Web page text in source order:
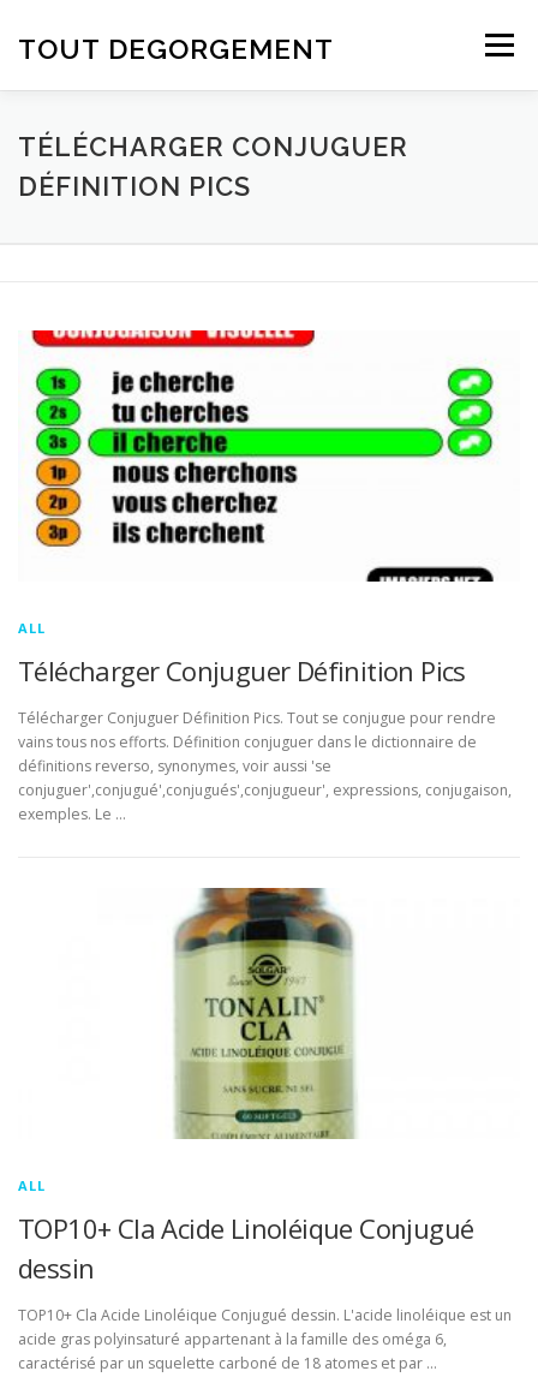
TOUT DEGORGEMENT Menu
TÉLÉCHARGER CONJUGUER
DÉFINITION PICS
ALL
Télécharger Conjuguer Définition Pics
Télécharger Conjuguer Définition Pics. Tout se conjugue pour rendre
vains tous nos efforts. Définition conjuguer dans le dictionnaire de
définitions reverso, synonymes, voir aussi 'se
conjuguer',conjugué',conjugués',conjugueur', expressions, conjugaison,
exemples. Le …
ALL
TOP10+ Cla Acide Linoléique Conjugué
dessin
TOP10+ Cla Acide Linoléique Conjugué dessin. L'acide linoléique est un
acide gras polyinsaturé appartenant à la famille des oméga 6,
caractérisé par un squelette carboné de 18 atomes et par …